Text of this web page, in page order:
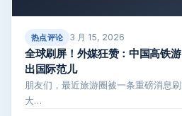
热点评论 3 月 15, 2026
全球刷屏！外媒狂赞：中国高铁
出国际范儿
朋友们，最近旅游圈被一条重磅消息
大…